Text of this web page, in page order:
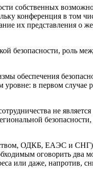
собственных
конференция в том
их представления о
безопасности, роль
обеспечения
в первом
не
ОДКБ, ЕАЭС и
оговорить два
или даже, напротив,